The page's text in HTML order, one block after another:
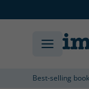
Best-selling